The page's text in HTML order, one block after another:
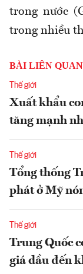
trong nước
trong nhiều
BÀI LIÊN QUAN
Thế giới
Xuất khẩu
tăng mạnh
Thế giới
Tổng thống
phát ở Mỹ
Thế giới
Trung Quốc
giá dầu đến